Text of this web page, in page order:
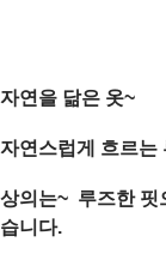
자연을 닮은 옷~
자연스럽게 흐르는
상의는~ 루즈한 핏
습니다.